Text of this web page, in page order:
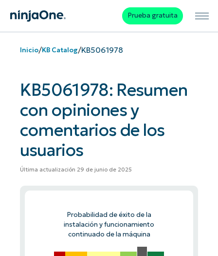
Prueba gratuita
Inicio/KB Catalog/KB5061978
KB5061978: Resumen
con opiniones y
comentarios de los
usuarios
Última actualización 29 de junio de 2025
Probabilidad de éxito de la
instalación y funcionamiento
continuado de la máquina